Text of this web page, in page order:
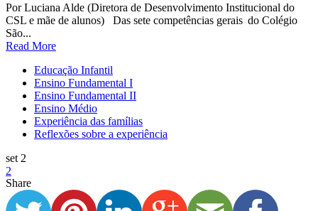
Por Luciana Alde (Diretora de Desenvolvimento Institucional do
CSL e mãe de alunos) Das sete competências gerais do Colégio
São...
Read More
Educação Infantil
Ensino Fundamental I
Ensino Fundamental II
Ensino Médio
Experiência das famílias
Reflexões sobre a experiência
set 2
2
Share